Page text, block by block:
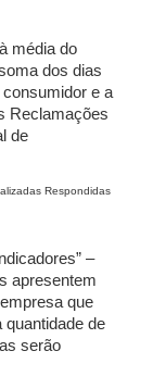
média do
dos dias
e a
Reclamações
de
Respondidas
–
apresentem
que
de
serão